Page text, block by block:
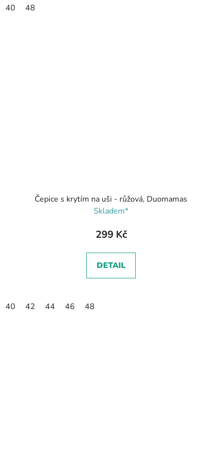
40 48
Čepice s krytím na uši - růžová, Duomamas
Skladem*
299 Kč
DETAIL
40 42 44 46 48